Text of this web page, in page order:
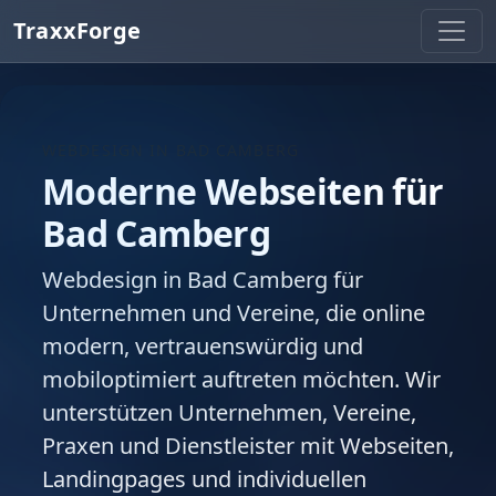
TraxxForge
Moderne Webseiten für
Bad Camberg
Webdesign in Bad Camberg für
Unternehmen und Vereine, die online
modern, vertrauenswürdig und
mobiloptimiert auftreten möchten. Wir
unterstützen Unternehmen, Vereine,
Praxen und Dienstleister mit Webseiten,
Landingpages und individuellen